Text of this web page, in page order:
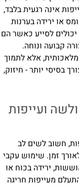
אינה רגעית בלבד,
או ירידה בערנות
לסייע כאשר הם
קבועה ונוחה.
אלא לתמוך
בסיסי יותר - חיזוק,
ועייפות
חשוב לשים לב
זמן. שימוש עקבי
ירידה בכוח או
מעייפות חריגה